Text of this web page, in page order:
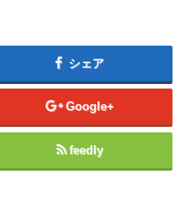
シェア
Google+
feedly